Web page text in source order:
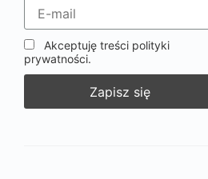
Akceptuję treści polityki
prywatności.